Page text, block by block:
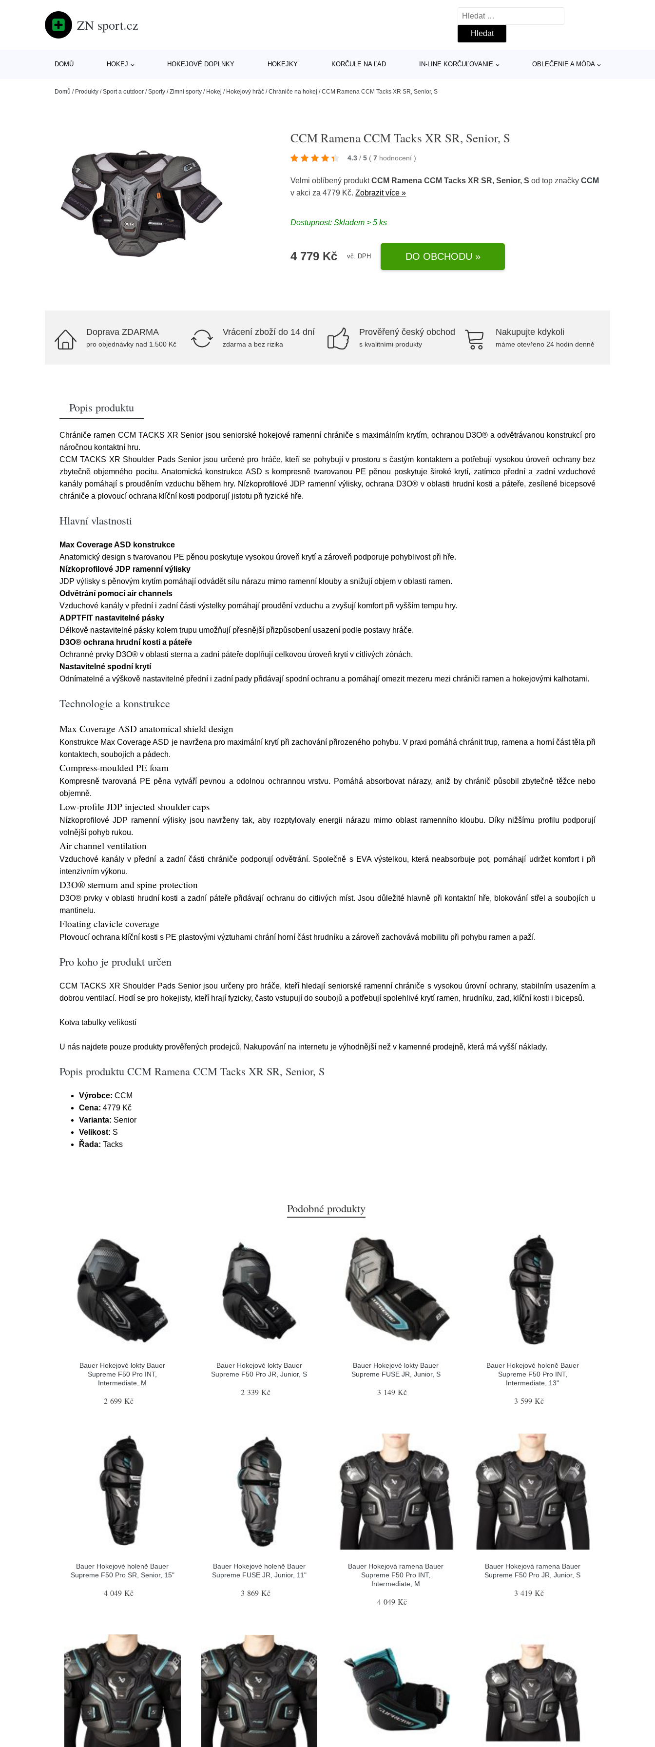
ZN sport.cz
Vyhledávání
DOMŮ HOKEJ HOKEJOVÉ DOPLNKY HOKEJKY KORČULE NA ĽAD IN-LINE KORČUĽOVANIE OBLEČENIE A MÓDA
Domů / Produkty /Sport a outdoor /Sporty /Zimní sporty / Hokej / Hokejový hráč /Chrániče na hokej /CCM Ramena CCM Tacks XR SR, Senior, S
CCM Ramena CCM Tacks XR SR, Senior, S
4.3 / 5 ( 7 hodnocení)
Velmi oblíbený produktCCM Ramena CCM Tacks XR SR, Senior, S od top značkyCCM
v akci za 4779 Kč.Zobrazit více »
Dostupnost: Skladem > 5 ks
4 779 Kč vč. DPH DO OBCHODU »
Doprava ZDARMA
pro objednávky nad 1.500 Kč
Vrácení zboží do 14 dní
zdarma a bez rizika
Prověřený český obchod
s kvalitními produkty
Nakupujte kdykoli
máme otevřeno 24 hodin denně
Popis produktu
Chrániče ramen CCM TACKS XR Senior jsou seniorské hokejové ramenní chrániče s maximálním krytím, ochranou D3O® a odvětrávanou konstrukcí pro
náročnou kontaktní hru.
CCM TACKS XR Shoulder Pads Senior jsou určené pro hráče, kteří se pohybují v prostoru s častým kontaktem a potřebují vysokou úroveň ochrany bez
zbytečně objemného pocitu. Anatomická konstrukce ASD s kompresně tvarovanou PE pěnou poskytuje široké krytí, zatímco přední a zadní vzduchové
kanály pomáhají s prouděním vzduchu během hry. Nízkoprofilové JDP ramenní výlisky, ochrana D3O® v oblasti hrudní kosti a páteře, zesílené bicepsové
chrániče a plovoucí ochrana klíční kosti podporují jistotu při fyzické hře.
Hlavní vlastnosti
Max Coverage ASD konstrukce
Anatomický design s tvarovanou PE pěnou poskytuje vysokou úroveň krytí a zároveň podporuje pohyblivost při hře.
Nízkoprofilové JDP ramenní výlisky
JDP výlisky s pěnovým krytím pomáhají odvádět sílu nárazu mimo ramenní klouby a snižují objem v oblasti ramen.
Odvětrání pomocí air channels
Vzduchové kanály v přední i zadní části výstelky pomáhají proudění vzduchu a zvyšují komfort při vyšším tempu hry.
ADPTFIT nastavitelné pásky
Délkově nastavitelné pásky kolem trupu umožňují přesnější přizpůsobení usazení podle postavy hráče.
D3O® ochrana hrudní kosti a páteře
Ochranné prvky D3O® v oblasti sterna a zadní páteře doplňují celkovou úroveň krytí v citlivých zónách.
Nastavitelné spodní krytí
Odnímatelné a výškově nastavitelné přední i zadní pady přidávají spodní ochranu a pomáhají omezit mezeru mezi chrániči ramen a hokejovými kalhotami.
Technologie a konstrukce
Max Coverage ASD anatomical shield design
Konstrukce Max Coverage ASD je navržena pro maximální krytí při zachování přirozeného pohybu. V praxi pomáhá chránit trup, ramena a horní část těla při
kontaktech, soubojích a pádech.
Compress-moulded PE foam
Kompresně tvarovaná PE pěna vytváří pevnou a odolnou ochrannou vrstvu. Pomáhá absorbovat nárazy, aniž by chránič působil zbytečně těžce nebo
objemně.
Low-profile JDP injected shoulder caps
Nízkoprofilové JDP ramenní výlisky jsou navrženy tak, aby rozptylovaly energii nárazu mimo oblast ramenního kloubu. Díky nižšímu profilu podporují
volnější pohyb rukou.
Air channel ventilation
Vzduchové kanály v přední a zadní části chrániče podporují odvětrání. Společně s EVA výstelkou, která neabsorbuje pot, pomáhají udržet komfort i při
intenzivním výkonu.
D3O® sternum and spine protection
D3O® prvky v oblasti hrudní kosti a zadní páteře přidávají ochranu do citlivých míst. Jsou důležité hlavně při kontaktní hře, blokování střel a soubojích u
mantinelu.
Floating clavicle coverage
Plovoucí ochrana klíční kosti s PE plastovými výztuhami chrání horní část hrudníku a zároveň zachovává mobilitu při pohybu ramen a paží.
Pro koho je produkt určen
CCM TACKS XR Shoulder Pads Senior jsou určeny pro hráče, kteří hledají seniorské ramenní chrániče s vysokou úrovní ochrany, stabilním usazením a
dobrou ventilací. Hodí se pro hokejisty, kteří hrají fyzicky, často vstupují do soubojů a potřebují spolehlivé krytí ramen, hrudníku, zad, klíční kosti i bicepsů.
Kotva tabulky velikostí
U nás najdete pouze produkty prověřených prodejců, Nakupování na internetu je výhodnější než v kamenné prodejně, která má vyšší náklady.
Popis produktu CCM Ramena CCM Tacks XR SR, Senior, S
Výrobce: CCM
Cena: 4779 Kč
Varianta: Senior
Velikost: S
Řada: Tacks
Podobné produkty
Bauer Hokejové lokty Bauer
Supreme F50 Pro INT,
Intermediate, M
2 699 Kč
Bauer Hokejové lokty Bauer
Supreme F50 Pro JR, Junior, S
2 339 Kč
Bauer Hokejové lokty Bauer
Supreme FUSE JR, Junior, S
3 149 Kč
Bauer Hokejové holeně Bauer
Supreme F50 Pro INT,
Intermediate, 13"
3 599 Kč
Bauer Hokejové holeně Bauer
Supreme F50 Pro SR, Senior, 15"
4 049 Kč
Bauer Hokejové holeně Bauer
Supreme FUSE JR, Junior, 11"
3 869 Kč
Bauer Hokejová ramena Bauer
Supreme F50 Pro INT,
Intermediate, M
4 049 Kč
Bauer Hokejová ramena Bauer
Supreme F50 Pro JR, Junior, S
3 419 Kč